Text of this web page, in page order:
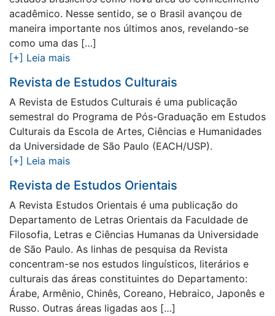
acadêmico. Nesse sentido, se o Brasil avançou de
maneira importante nos últimos anos, revelando-se
como uma das […]
[+] Leia mais
Revista de Estudos Culturais
A Revista de Estudos Culturais é uma publicação
semestral do Programa de Pós-Graduação em Estudos
Culturais da Escola de Artes, Ciências e Humanidades
da Universidade de São Paulo (EACH/USP).
[+] Leia mais
Revista de Estudos Orientais
A Revista Estudos Orientais é uma publicação do
Departamento de Letras Orientais da Faculdade de
Filosofia, Letras e Ciências Humanas da Universidade
de São Paulo. As linhas de pesquisa da Revista
concentram-se nos estudos linguísticos, literários e
culturais das áreas constituintes do Departamento:
Árabe, Armênio, Chinês, Coreano, Hebraico, Japonês e
Russo. Outras áreas ligadas aos […]